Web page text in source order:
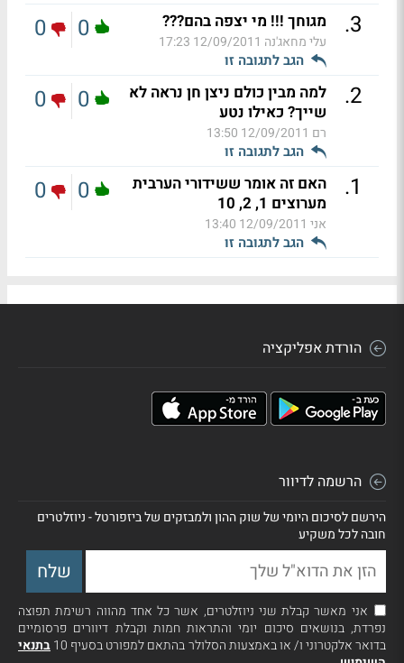
3
. מגוחך !!! מי יצפה בהם???
עלי מחאג'נה 12/09/2011 17:23
הגב לתגובה זו
0
0
2
.
למה מבין כולם ניצן חן נראה לא
שייך? כאילו נטע
רם 12/09/2011 13:50
הגב לתגובה זו
0
0
1
.
האם זה אומר ששידורי הערבית
מערוצים 1, 2, 10
אני 12/09/2011 13:40
הגב לתגובה זו
0
0
הורדת אפליקציה
הרשמה לדיוור
הירשם לסיכום היומי של שוק ההון ולמבזקים של ביזפורטל - ניוזלטרים
חובה לכל משקיע
אני מאשר קבלת שני ניוזלטרים, אשר כל אחד מהווה רשימת תפוצה
נפרדת, בנושאים סיכום יומי והתראות חמות וקבלת דיוורים פרסומיים
בדואר אלקטרוני ו/ או באמצעות הסלולר בהתאם למפורט בסעיף 10
בתנאי